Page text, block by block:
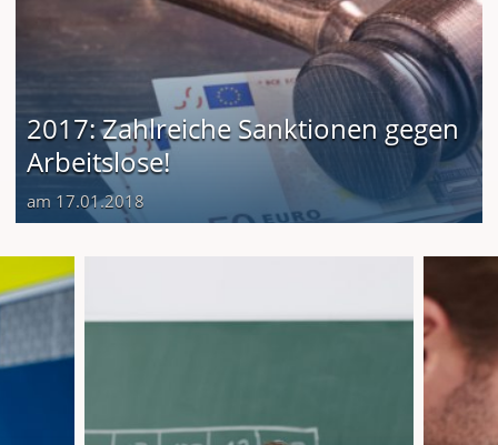
2017: Zahlreiche Sanktionen gegen
Arbeitslose!
am 17.01.2018